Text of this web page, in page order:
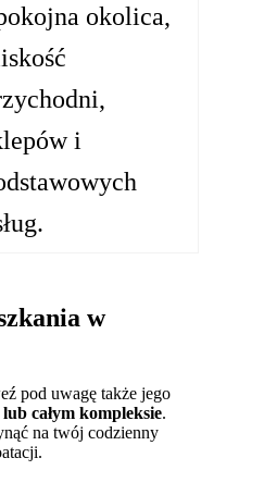
okolica,
i
w
pod uwagę także jego
całym kompleksie.
na twój codzienny